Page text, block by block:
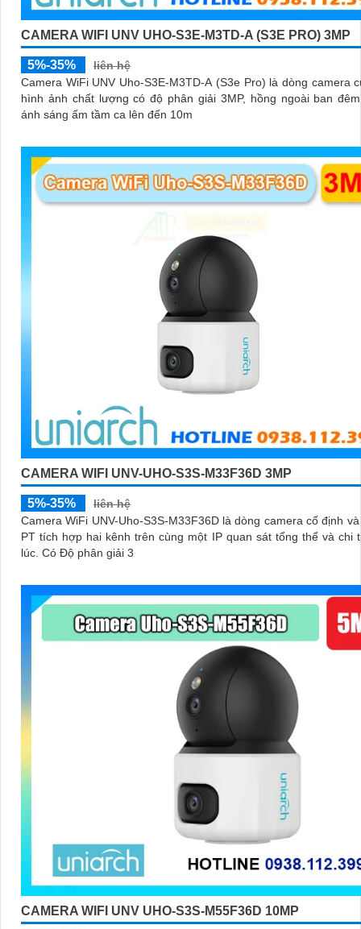
CAMERA WIFI UNV UHO-S3E-M3TD-A (S3E PRO) 3MP
5%-35%
liên hệ
Camera WiFi UNV Uho-S3E-M3TD-A (S3e Pro) là dòng camera
hình ảnh chất lượng có độ phân giải 3MP, hồng ngoài ban
ánh sáng ấm tầm ca lên đến 10m
CAMERA WIFI UNV-UHO-S3S-M33F36D 3MP
5%-35%
liên hệ
Camera WiFi UNV-Uho-S3S-M33F36D là dòng camera cố định
PT tích hợp hai kênh trên cùng một IP quan sát tổng thể và chi
lúc. Có Độ phân giải 3
CAMERA WIFI UNV UHO-S3S-M55F36D 10MP